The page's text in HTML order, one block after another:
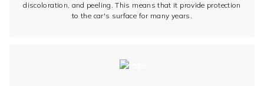
discoloration, and peeling. This means that it provide protection
to the car's surface for many years.